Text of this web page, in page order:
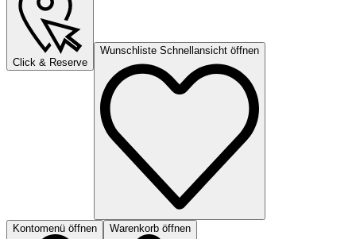
Click & Reserve
Wunschliste Schnellansicht öffnen
Kontomenü öffnen Warenkorb öffnen